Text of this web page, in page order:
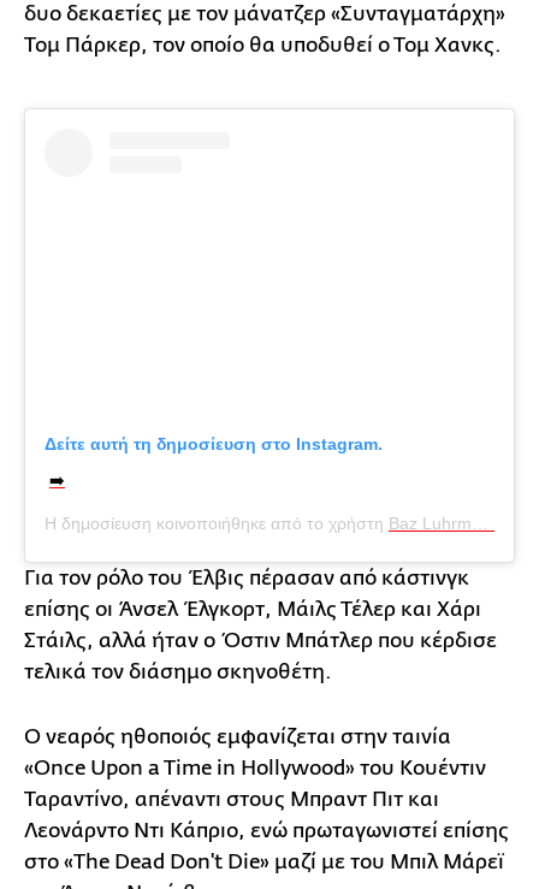
δυο δεκαετίες με τον μάνατζερ «Συνταγματάρχη»
Τομ Πάρκερ, τον οποίο θα υποδυθεί ο Τομ Χανκς.
Δείτε αυτή τη δημοσίευση στο Instagram.
➡️
Η δημοσίευση κοινοποιήθηκε από το χρήστη Baz Luhrmann
Για τον ρόλο του Έλβις πέρασαν από κάστινγκ
επίσης οι Άνσελ Έλγκορτ, Μάιλς Τέλερ και Χάρι
Στάιλς, αλλά ήταν ο Όστιν Μπάτλερ που κέρδισε
τελικά τον διάσημο σκηνοθέτη.
Ο νεαρός ηθοποιός εμφανίζεται στην ταινία
«Once Upon a Time in Hollywood» του Κουέντιν
Ταραντίνο, απέναντι στους Μπραντ Πιτ και
Λεονάρντο Ντι Κάπριο, ενώ πρωταγωνιστεί επίσης
στο «The Dead Don't Die» μαζί με του Μπιλ Μάρεϊ